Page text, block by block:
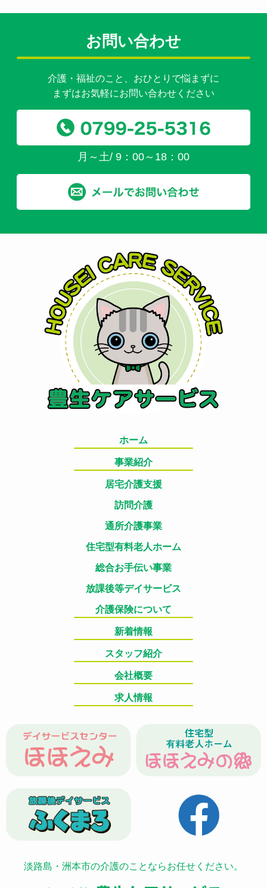
お問い合わせ
介護・福祉のこと、おひとりで悩まずに
まずはお気軽にお問い合わせください
月～土/ 9：00～18：00
ホーム
事業紹介
居宅介護支援
訪問介護
通所介護事業
住宅型有料老人ホーム
総合お手伝い事業
放課後等デイサービス
介護保険について
新着情報
スタッフ紹介
会社概要
求人情報
淡路島・洲本市の介護のことならお任せください。